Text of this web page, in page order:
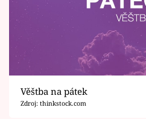
Seriály
Horoskopy
Sledujte prima+
Filmový festival
Věštba na pátek
Zdroj: thinkstock.com